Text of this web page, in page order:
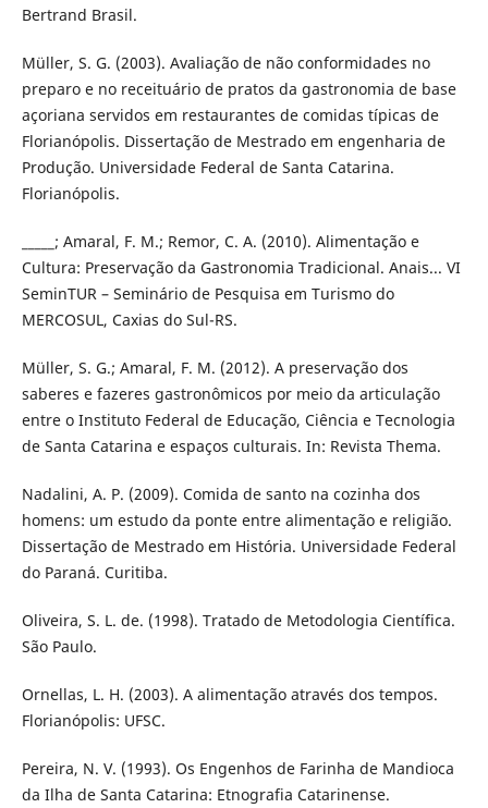
Bertrand Brasil.
Müller, S. G. (2003). Avaliação de não conformidades no
preparo e no receituário de pratos da gastronomia de base
açoriana servidos em restaurantes de comidas típicas de
Florianópolis. Dissertação de Mestrado em engenharia de
Produção. Universidade Federal de Santa Catarina.
Florianópolis.
_____; Amaral, F. M.; Remor, C. A. (2010). Alimentação e
Cultura: Preservação da Gastronomia Tradicional. Anais... VI
SeminTUR – Seminário de Pesquisa em Turismo do
MERCOSUL, Caxias do Sul-RS.
Müller, S. G.; Amaral, F. M. (2012). A preservação dos
saberes e fazeres gastronômicos por meio da articulação
entre o Instituto Federal de Educação, Ciência e Tecnologia
de Santa Catarina e espaços culturais. In: Revista Thema.
Nadalini, A. P. (2009). Comida de santo na cozinha dos
homens: um estudo da ponte entre alimentação e religião.
Dissertação de Mestrado em História. Universidade Federal
do Paraná. Curitiba.
Oliveira, S. L. de. (1998). Tratado de Metodologia Científica.
São Paulo.
Ornellas, L. H. (2003). A alimentação através dos tempos.
Florianópolis: UFSC.
Pereira, N. V. (1993). Os Engenhos de Farinha de Mandioca
da Ilha de Santa Catarina: Etnografia Catarinense.